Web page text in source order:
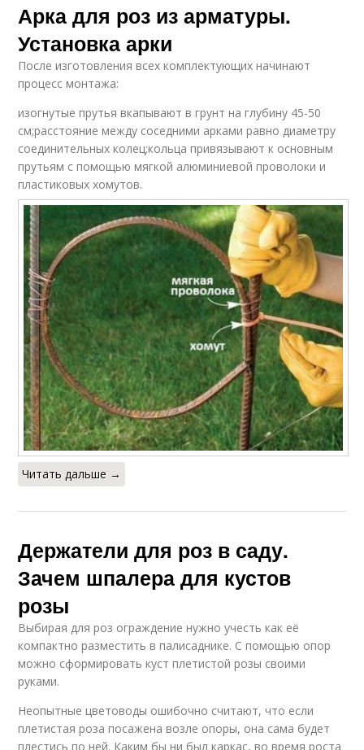
Арка для роз из арматуры.
Установка арки
После изготовления всех комплектующих начинают
процесс монтажа:
изогнутые прутья вкапывают в грунт на глубину 45-50
см;расстояние между соседними арками равно диаметру
соединительных колец;кольца привязывают к основным
прутьям с помощью мягкой алюминиевой проволоки и
пластиковых хомутов.
Читать дальше →
Держатели для роз в саду.
Зачем шпалера для кустов
розы
Выбирая для роз ограждение нужно учесть как её
компактно разместить в палисаднике. С помощью опор
можно сформировать куст плетистой розы своими
руками.
Неопытные цветоводы ошибочно считают, что если
плетистая роза посажена возле опоры, она сама будет
плестись по ней. Каким бы ни был каркас, во время роста